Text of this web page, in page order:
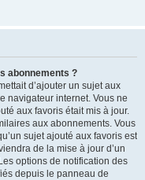
abonnements ?
d’ajouter un sujet aux
navigateur internet. Vous ne
aux favoris était mis à jour.
aux abonnements. Vous
sujet ajouté aux favoris est
de la mise à jour d’un
options de notification des
depuis le panneau de